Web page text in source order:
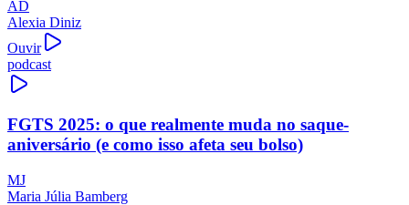
AD
Alexia Diniz
Ouvir
podcast
FGTS 2025: o que realmente muda no saque-
aniversário (e como isso afeta seu bolso)
MJ
Maria Júlia Bamberg